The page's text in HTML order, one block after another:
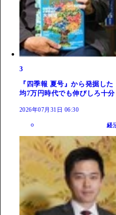
3
『四季報 夏号』から発掘し
均7万円時代でも伸びしろ十分
2026年07月31日 06:30
経